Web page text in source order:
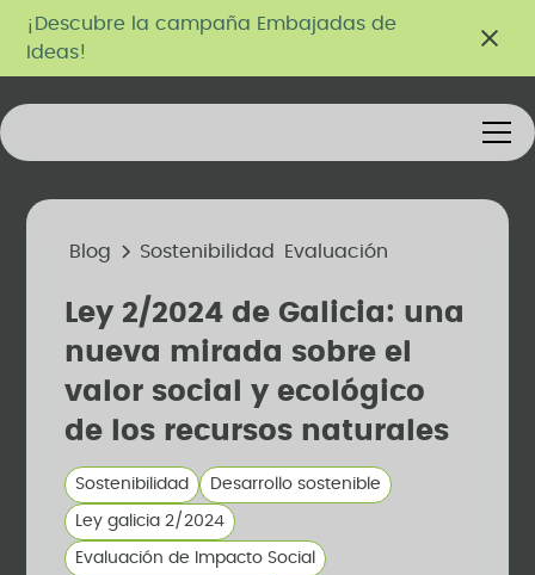
¡Descubre la campaña Embajadas de
Ideas!
Blog Sostenibilidad Evaluación
Ley 2/2024 de Galicia: una
nueva mirada sobre el
valor social y ecológico
de los recursos naturales
Sostenibilidad Desarrollo sostenible
Ley galicia 2/2024
Evaluación de Impacto Social